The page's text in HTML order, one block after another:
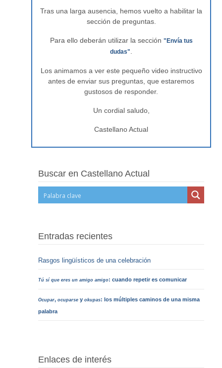
Tras una larga ausencia, hemos vuelto a habilitar la
sección de preguntas.
Para ello deberán utilizar la sección "Envía tus
dudas"
Los animamos a ver este pequeño video instructivo
antes de enviar sus preguntas, que estaremos
gustosos de responder.
Un cordial saludo,
Castellano Actual
Buscar en Castellano Actual
Entradas recientes
Rasgos lingüísticos de una celebración
Tú sí que eres un amigo amigo: cuando repetir es comunicar
Ocupar,ocuparse yokupas: los múltiples caminos de una misma
palabra
Enlaces de interés